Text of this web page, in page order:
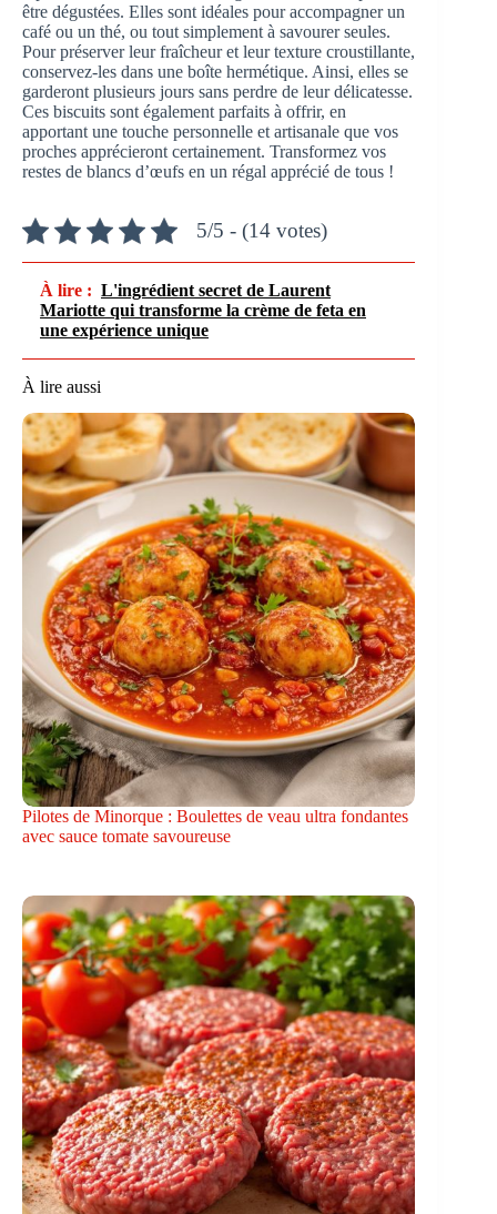
être dégustées. Elles sont idéales pour accompagner un
café ou un thé, ou tout simplement à savourer seules.
Pour préserver leur fraîcheur et leur texture croustillante,
conservez-les dans une boîte hermétique. Ainsi, elles se
garderont plusieurs jours sans perdre de leur délicatesse.
Ces biscuits sont également parfaits à offrir, en
apportant une touche personnelle et artisanale que vos
proches apprécieront certainement. Transformez vos
restes de blancs d’œufs en un régal apprécié de tous !
5/5 - (14 votes)
À lire : L'ingrédient secret de Laurent
Mariotte qui transforme la crème de feta en
une expérience unique
À lire aussi
Pilotes de Minorque : Boulettes de veau ultra fondantes
avec sauce tomate savoureuse